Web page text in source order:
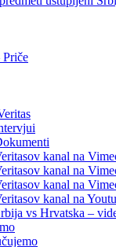
Priče
kanal na
kanal na
kanal na
kanal na
vs Hrvatska –